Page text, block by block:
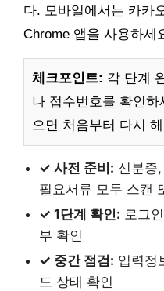
다. 모바일에서는 카카
Chrome 앱을 사용하세
체크포인트: 각 단계
나 접수번호를 확인
으면 처음부터 다시
✓ 사전 준비: 신분증
필요서류 모두 스캔
✓ 1단계 확인: 로그
부 확인
✓ 중간 점검: 입력정
드 상태 확인